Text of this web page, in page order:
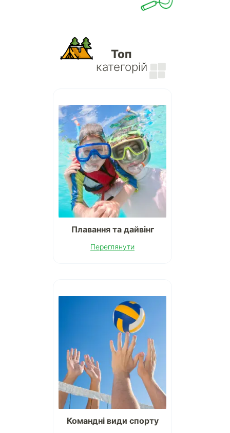
Топ
категорій
Плавання та дайвінг
Переглянути
Командні види спорту